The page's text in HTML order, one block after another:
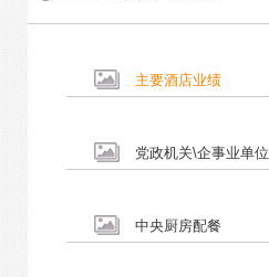
主要酒店业绩
党政机关\企事业单位
中央厨房配餐